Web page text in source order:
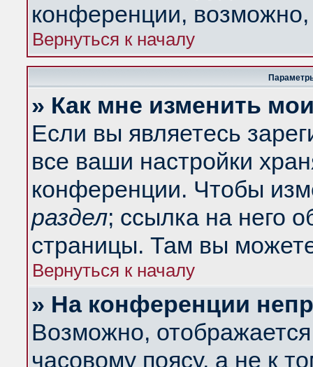
конференции,
Вернуться к началу
» Как мне изменить
Если вы являетесь
все ваши настройки
конференции. Чтобы
раздел; ссылка на него
страницы. Там вы
Вернуться к началу
» На конференции
Возможно,
часовому поясу, а не к